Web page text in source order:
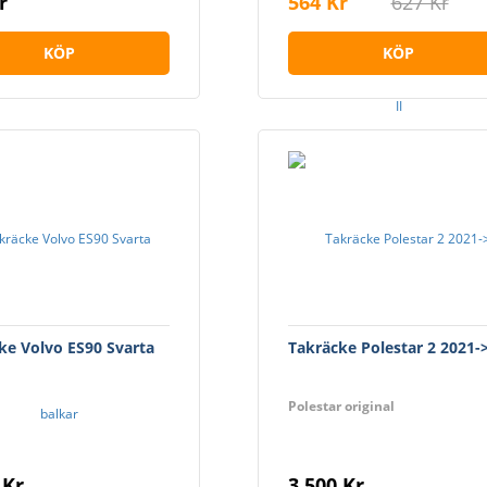
KÖP KÖP
Volvo ES90 Svarta Takräcke Polestar 2 2021-
Polestar original